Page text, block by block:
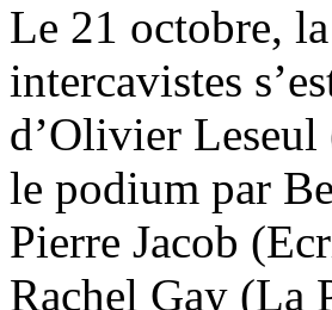
Le 21 octobre,
intercavistes
d’Olivier
le podium par
Pierre Jacob
Rachel Gay (La